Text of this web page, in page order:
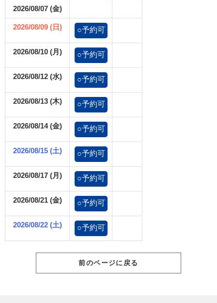
2026/08/07 (金)
2026/08/09 (日) ○予約可
2026/08/10 (月) ○予約可
2026/08/12 (水) ○予約可
2026/08/13 (木) ○予約可
2026/08/14 (金) ○予約可
2026/08/15 (土) ○予約可
2026/08/17 (月) ○予約可
2026/08/21 (金) ○予約可
2026/08/22 (土) ○予約可
前のページに戻る